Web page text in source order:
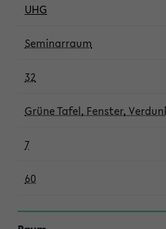
UHG
Seminarraum
32
Grüne Tafel, Fenster,
7
60